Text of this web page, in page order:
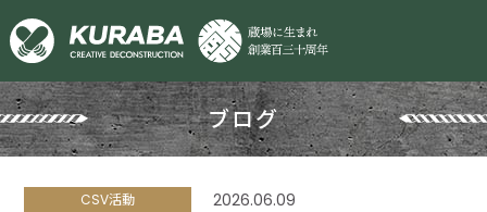
ブログ
CSV活動 2026.06.09